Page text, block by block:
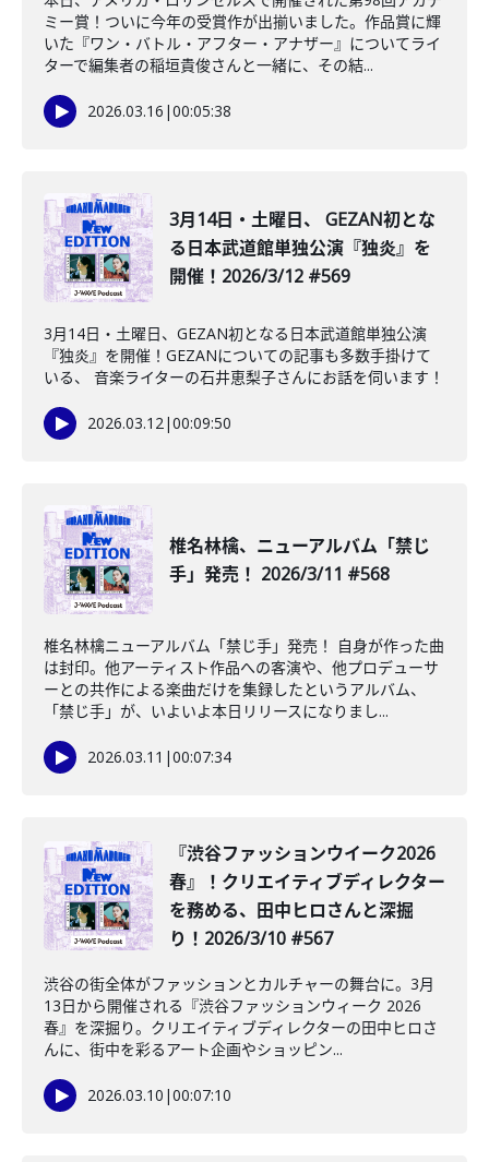
ミー賞！ついに今年の受賞作が出揃いました。作品賞に輝
いた『ワン・バトル・アフター・アナザー』についてライ
ターで編集者の稲垣貴俊さんと一緒に、その結...
2026.03.16 |00:05:38
3月14日・土曜日、 GEZAN初とな
る日本武道館単独公演『独炎』を
開催！2026/3/12 #569
3月14日・土曜日、GEZAN初となる日本武道館単独公演
『独炎』を開催！GEZANについての記事も多数手掛けて
いる、 音楽ライターの石井恵梨子さんにお話を伺います！
2026.03.12|00:09:50
椎名林檎、ニューアルバム「禁じ
手」発売！ 2026/3/11 #568
椎名林檎ニューアルバム「禁じ手」発売！ 自身が作った曲
は封印。他アーティスト作品への客演や、他プロデューサ
ーとの共作による楽曲だけを集録したというアルバム、
「禁じ手」が、いよいよ本日リリースになりまし...
2026.03.11 |00:07:34
『渋谷ファッションウイーク2026
春』！クリエイティブディレクター
を務める、田中ヒロさんと深掘
り！2026/3/10 #567
渋谷の街全体がファッションとカルチャーの舞台に。3月
13日から開催される『渋谷ファッションウィーク 2026
春』を深掘り。クリエイティブディレクターの田中ヒロさ
んに、街中を彩るアート企画やショッピン...
2026.03.10 |00:07:10